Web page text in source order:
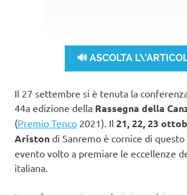
🔊 ASCOLTA
Il 27 settembre si è tenuta la
44a edizione della Rassegna della
(Premio Tenco 2021). Il 21, 22, 23
Ariston di Sanremo è cornice di
evento volto a premiare le eccellenze
italiana.